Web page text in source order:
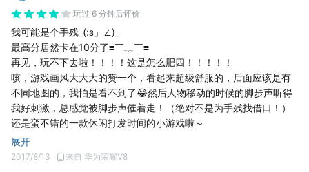
玩过 6 分钟后评价
我可能是个手残_(:з」∠)_
最高分居然卡在10分了≡￣﹏￣≡
再见，玩不下去啦！！！！这是怎么肥四！！！！！
咳，游戏画风大大大的赞一个，看起来超级舒服的，后面应该是有
不同地图的，我怕是看不到了😂然后人物移动的时候的脚步声听得
我好刺激，总感觉被脚步声催着走！（绝对不是为手残找借口！）
还是蛮不错的一款休闲打发时间的小游戏啦～
展开
2017/8/13 来自 华为荣耀V8